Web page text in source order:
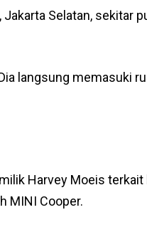
Selatan, sekitar
langsung memasuki
Harvey Moeis terkait
MINI Cooper.